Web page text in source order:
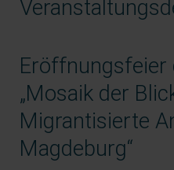
Eröffnungsfeier
„Mosaik der
Migrantisierte
Magdeburg“